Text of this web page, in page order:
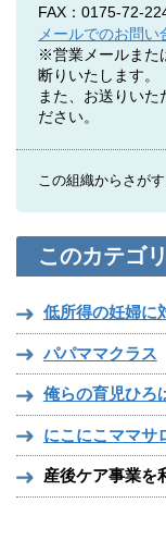
FAX：0175-72-
メールでのお問
※営業メールまた
断りいたします。
また、お送りいた
ださい。
この組織からさが
このカテゴ
低所得の妊婦に
パパママクラス
俺らの育児ひろ
にこにこママサ
産後ケア事業を